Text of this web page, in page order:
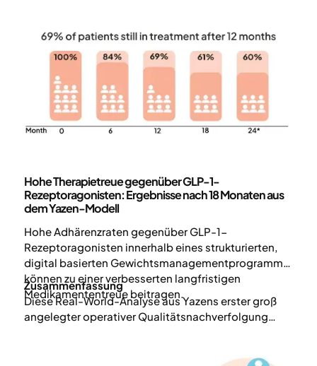
Programm teil.
Hohe Therapietreue gegenüber GLP-1-
Rezeptoragonisten: Ergebnisse nach 18 Monaten aus
dem Yazen-Modell
Hohe Adhärenzraten gegenüber GLP-1-
Rezeptoragonisten innerhalb eines strukturierten,
digital basierten Gewichtsmanagementprogramms
können zu einer verbesserten langfristigen
Medikamententreue beitragen.
Zusammenfassung
Diese Real-World-Analyse aus Yazens erster groß
angelegter operativer Qualitätsnachverfolgung
Studien mit 20–50 %¹–⁴ deutlich übertrifft.